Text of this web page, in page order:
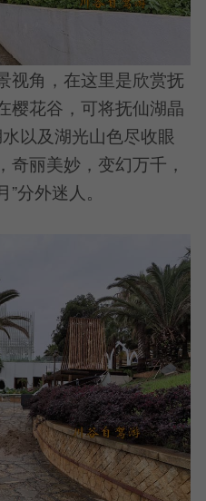
视角，在这里是欣赏抚
樱花谷，可将抚仙湖晶
以及湖光山色尽收眼
奇丽美妙，变幻万千，
分外迷人。